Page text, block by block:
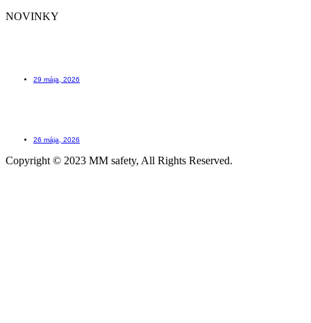
NOVINKY
29 mája, 2026
26 mája, 2026
Copyright © 2023 MM safety, All Rights Reserved.